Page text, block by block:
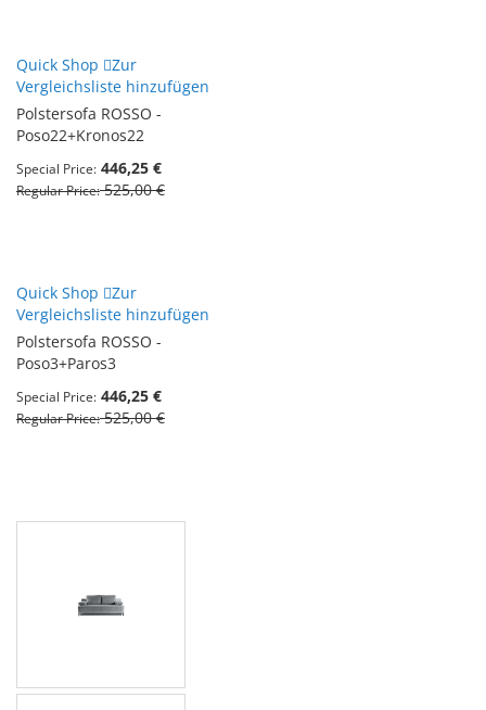
Quick Shop
Zur
Vergleichsliste hinzufügen
Polstersofa ROSSO -
Poso22+Kronos22
Special Price 446,25 €
Regular Price 525,00 €
Quick Shop
Zur
Vergleichsliste hinzufügen
Polstersofa ROSSO -
Poso3+Paros3
Special Price 446,25 €
Regular Price 525,00 €